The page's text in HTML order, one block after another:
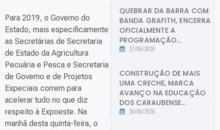
Para 2019, o Governo do
Estado, mais especificamente
as Secretárias de Secretaria
de Estado da Agricultura
Pecuária e Pesca e Secretaria
de Governo e de Projetos
Especiais correm para
acelerar tudo no que diz
respeito à Expoeste. Na
manhã desta quinta-feira, o
QUEBRAR DA BARRA COM
BANDA GRAFITH, ENCERRA
OFICIALMENTE A
PROGRAMAÇÃO...
27/06/2026
CONSTRUÇÃO DE MAIS
UMA CRECHE, MARCA
AVANÇO NA EDUCAÇÃO
DOS CARAUBENSE...
20/06/2026